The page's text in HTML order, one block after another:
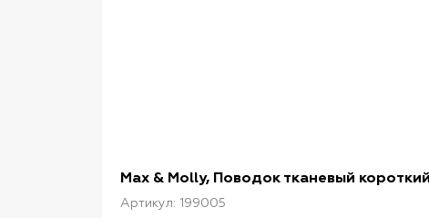
Max & Molly, Поводок тканевый
Артикул: 199005